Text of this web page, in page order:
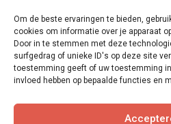
Om de beste ervaringen te bieden,
cookies om informatie over je apparaat
Door in te stemmen met deze
surfgedrag of unieke ID's op deze site
toestemming geeft of uw toestemming
invloed hebben op bepaalde functies en
Gerelateerde